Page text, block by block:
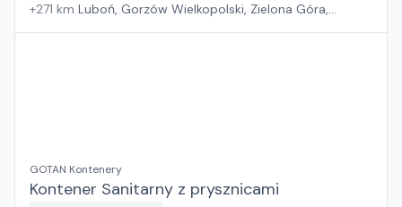
+271 km Luboń, Gorzów Wielkopolski, Zielona Góra,
GOTAN Kontenery
Kontener Sanitarny z prysznicami